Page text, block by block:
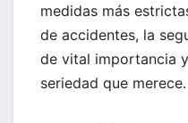
medidas más
de accidentes, la
de vital importancia
seriedad que merece.